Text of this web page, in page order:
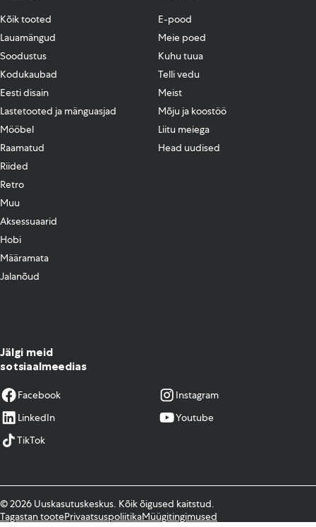
Kõik tooted
Lauamängud
Soodustus
Kodukaubad
Eesti disain
Lastetooted ja mänguasjad
Mööbel
Raamatud
Riided
Retro
Muu
Aksessuaarid
Hobi
Määramata
Jalanõud
E-pood
Meie poed
Kuhu tuua
Telli vedu
Meist
Mõju ja koostöö
Liitu meiega
Head uudised
Jälgi meid
sotsiaalmeedias
Facebook
Instagram
LinkedIn
Youtube
TikTok
© 2026 Uuskasutuskeskus. Kõik õigused kaitstud.
Tagastan tootePrivaatsuspoliitikaMüügitingimused